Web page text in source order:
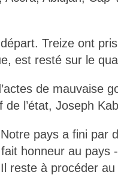
Treize ont
est resté sur le
de mauvaise
l’état, Joseph
pays a fini par
honneur au pays
reste à procéder